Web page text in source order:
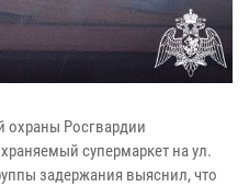
охраны Росгвардии
супермаркет на ул.
задержания выяснил, что